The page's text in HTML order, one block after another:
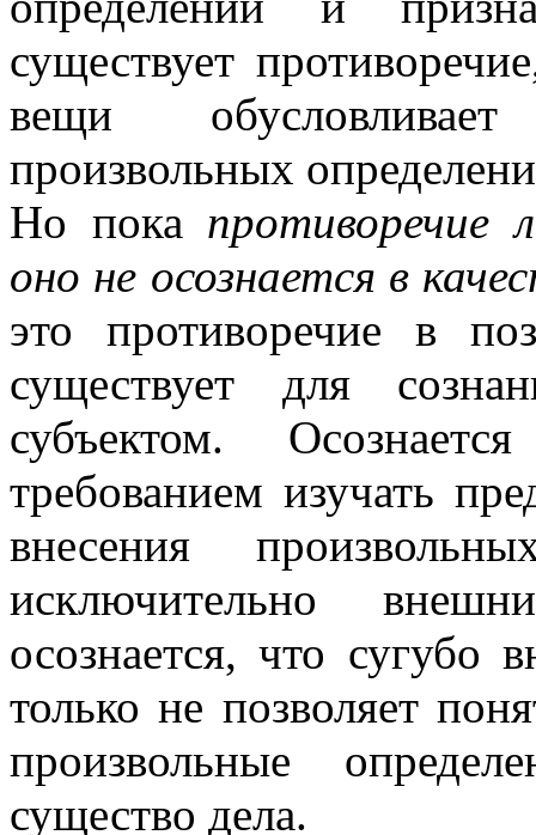
существует
вещи
произвольных
Но пока противоре­чие
оно не осознается в
это противоречие в
существует для
субъектом.
требованием изучать
внесения
исключительно
осознается, что сугубо
толь­ко не позволяет
произволь­ные
существо дела.